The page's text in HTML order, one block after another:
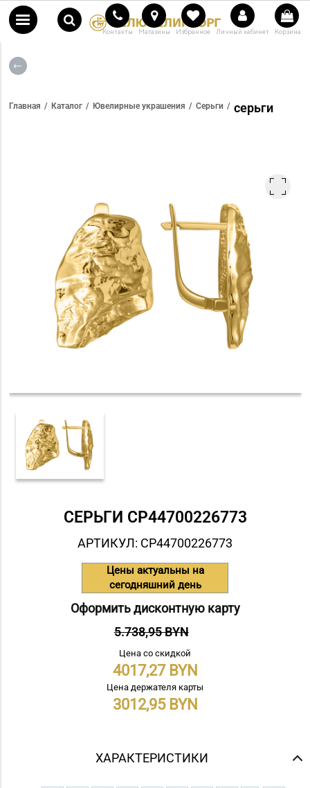
Контакты Магазины Избранное Личный кабинет Корзина
Главная Каталог Ювелирные украшения Серьги серьги
СЕРЬГИ СP44700226773
АРТИКУЛ: СP44700226773
Цены актуальны на
сегодняшний день
Оформить дисконтную карту
5.738,95 BYN
Цена со скидкой
4017,27
Цена держателя карты
3012,95
ХАРАКТЕРИСТИКИ